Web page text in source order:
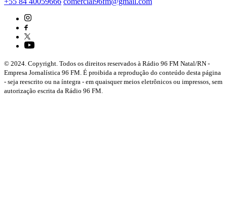
© 2024. Copyright. Todos os direitos reservados à Rádio 96 FM Natal/RN -
Empresa Jornalística 96 FM. É proibida a reprodução do conteúdo desta página
- seja reescrito ou na íntegra - em quaisquer meios eletrônicos ou impressos, sem
autorização escrita da Rádio 96 FM.